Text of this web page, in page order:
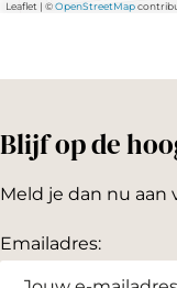
d
o
r
a
l
Leaflet | ©OpenStreetMap
Blijf op de
Meld je dan nu aan
Emailadres: